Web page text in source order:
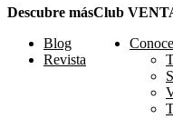
Descubre más
Blog
Revista
Club